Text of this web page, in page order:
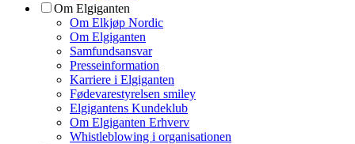
Om Elgiganten
Om Elkjøp Nordic
Om Elgiganten
Samfundsansvar
Presseinformation
Karriere i Elgiganten
Fødevarestyrelsen smiley
Elgigantens Kundeklub
Om Elgiganten Erhverv
Whistleblowing i organisationen